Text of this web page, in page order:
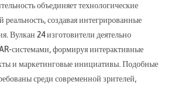
объединяет технологические
создавая интегрированные
Вулкан 24 изготовители деятельно
системами, формируя интерактивные
и маркетинговые инициативы. Подобные
среди современной зрителей,